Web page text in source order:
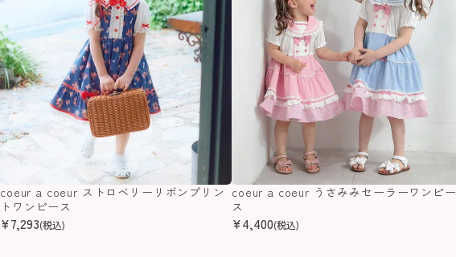
coeur a coeur ストロベリーリボンプリン
トワンピース
¥7,293(税込)
coeur a coeur うさみみセーラーワンピー
ス
¥4,400(税込)